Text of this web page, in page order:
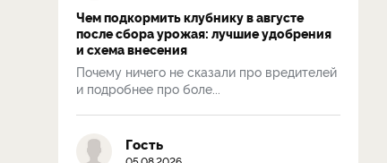
Чем подкормить клубнику в августе
после сбора урожая: лучшие удобрения
и схема внесения
Почему ничего не сказали про вредителей
и подробнее про боле...
Гость